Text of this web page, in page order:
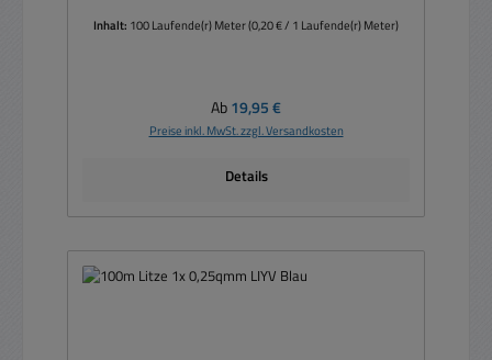
Inhalt: 100 Laufende(r) Meter(0,20 € / 1 Laufende(r) Meter)
Regulärer Preis:
Ab19,95 €
Preise inkl. MwSt. zzgl. Versandkosten
Details